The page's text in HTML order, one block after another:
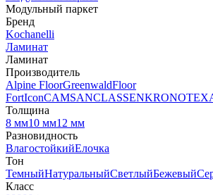
Модульный паркет
Бренд
Kochanelli
Ламинат
Ламинат
Производитель
Alpine FloorGreenwaldFloor
FortIconCAMSANCLASSENKRONOTEX
Толщина
8 мм10 мм12 мм
Разновидность
ВлагостойкийЕлочка
Тон
ТемныйНатуральныйСветлыйБежевый
Класс